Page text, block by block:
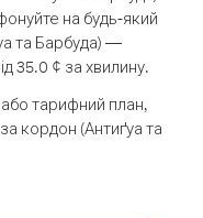
на будь-який
та Барбуда) —
35.0 ¢ за хвилину.
тарифний план,
кордон (Антиґуа та